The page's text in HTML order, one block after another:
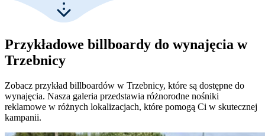
Przykładowe billboardy do wynajęcia w
Trzebnicy
Zobacz przykład billboardów w Trzebnicy, które są dostępne do
wynajęcia. Nasza galeria przedstawia różnorodne nośniki
reklamowe w różnych lokalizacjach, które pomogą Ci w skutecznej
kampanii.